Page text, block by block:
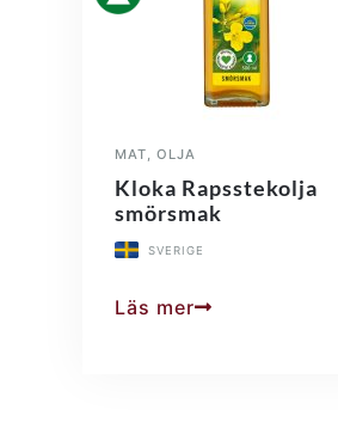
MAT, OLJA
Kloka Rapsstekolja
smörsmak
SVERIGE
Läs mer